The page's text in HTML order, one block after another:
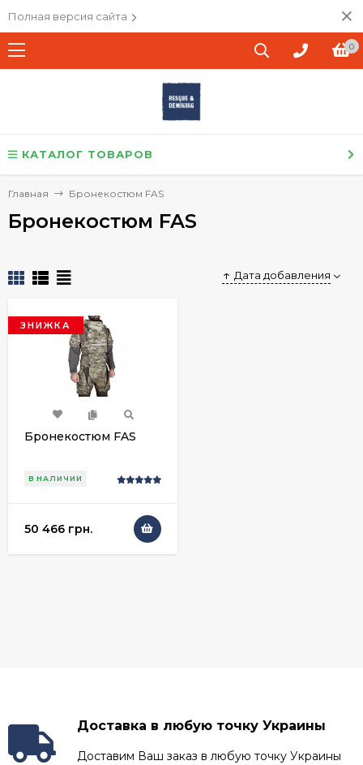
Полная версия сайта
0
КАТАЛОГ ТОВАРОВ
Главная Бронекостюм FAS
Бронекостюм FAS
Дата добавления
ЗНИЖКА
Бронекостюм FAS
В НАЛИЧИИ
50 466 грн.
Доставка в любую точку Украины
Доставим Ваш заказ в любую точку Украины